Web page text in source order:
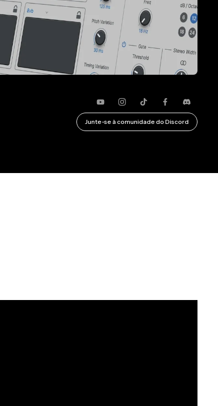
YouTube
Instagram
TikTok
Junte-se à comunidade do Discord